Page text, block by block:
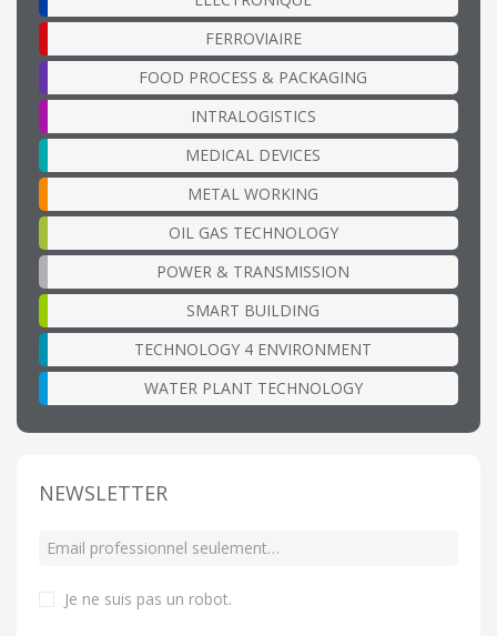
FERROVIAIRE
FOOD PROCESS & PACKAGING
INTRALOGISTICS
MEDICAL DEVICES
METAL WORKING
OIL GAS TECHNOLOGY
POWER & TRANSMISSION
SMART BUILDING
TECHNOLOGY 4 ENVIRONMENT
WATER PLANT TECHNOLOGY
NEWSLETTER
Je ne suis pas un robot.